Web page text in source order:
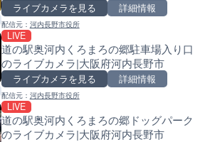
ライブカメラを見る 詳細情報
配信元： 河内長野市役所
LIVE
道の駅奥河内くろまろの郷駐車場入り口
のライブカメラ|大阪府河内長野市
ライブカメラを見る 詳細情報
配信元： 河内長野市役所
LIVE
道の駅奥河内くろまろの郷ドッグパーク
のライブカメラ|大阪府河内長野市
+
−